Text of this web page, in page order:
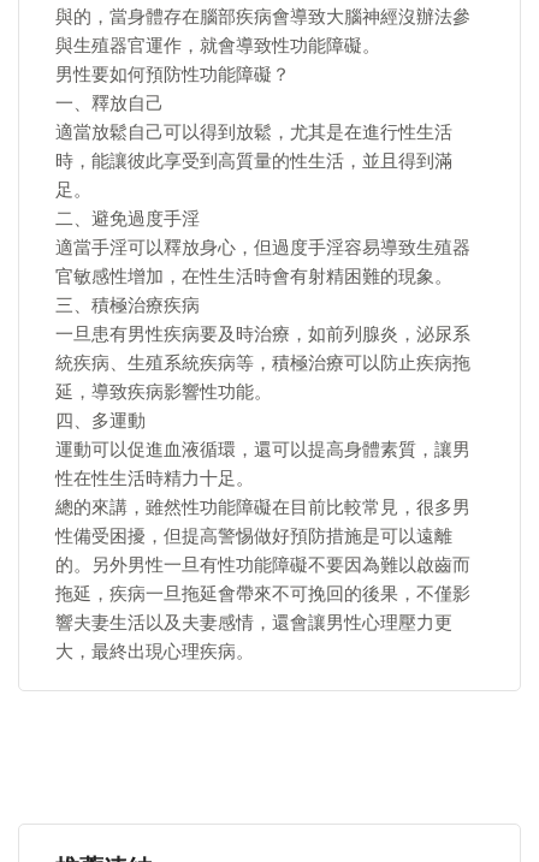
與的，當身體存在腦部疾病會導致大腦神經沒辦法參
與生殖器官運作，就會導致性功能障礙。
男性要如何預防性功能障礙？
一、釋放自己
適當放鬆自己可以得到放鬆，尤其是在進行性生活
時，能讓彼此享受到高質量的性生活，並且得到滿
足。
二、避免過度手淫
適當手淫可以釋放身心，但過度手淫容易導致生殖器
官敏感性增加，在性生活時會有射精困難的現象。
三、積極治療疾病
一旦患有男性疾病要及時治療，如前列腺炎，泌尿系
統疾病、生殖系統疾病等，積極治療可以防止疾病拖
延，導致疾病影響性功能。
四、多運動
運動可以促進血液循環，還可以提高身體素質，讓男
性在性生活時精力十足。
總的來講，雖然性功能障礙在目前比較常見，很多男
性備受困擾，但提高警惕做好預防措施是可以遠離
的。另外男性一旦有性功能障礙不要因為難以啟齒而
拖延，疾病一旦拖延會帶來不可挽回的後果，不僅影
響夫妻生活以及夫妻感情，還會讓男性心理壓力更
大，最終出現心理疾病。